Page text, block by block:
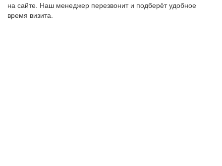
на сайте. Наш менеджер перезвонит и подберёт удобное
время визита.